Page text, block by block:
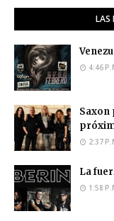
LAS
4:46
Saxon
2:37
La
1:58